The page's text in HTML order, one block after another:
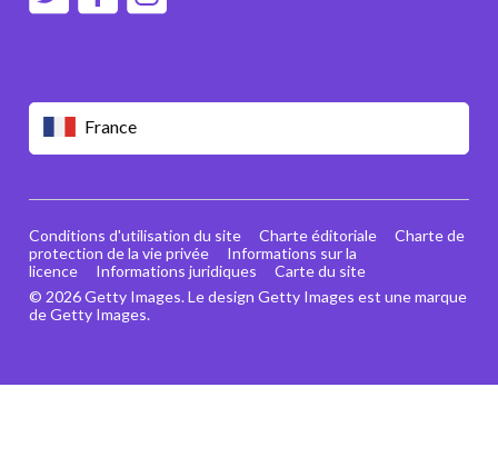
France
© 2026 Getty Images. Le design Getty Images est une marque
de Getty Images.
Conditions d'utilisation du site Charte éditoriale
Charte de
protection de la vie privée
Informations sur la
licence
Informations juridiques Carte du site